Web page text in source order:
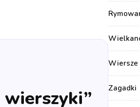
wierszyki”
Wiersze
Zagadki